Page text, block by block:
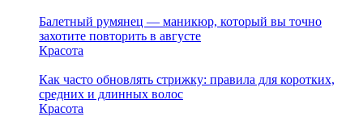
Балетный румянец — маникюр, который вы точно
захотите повторить в августе
Красота
Как часто обновлять стрижку: правила для коротких,
средних и длинных волос
Красота